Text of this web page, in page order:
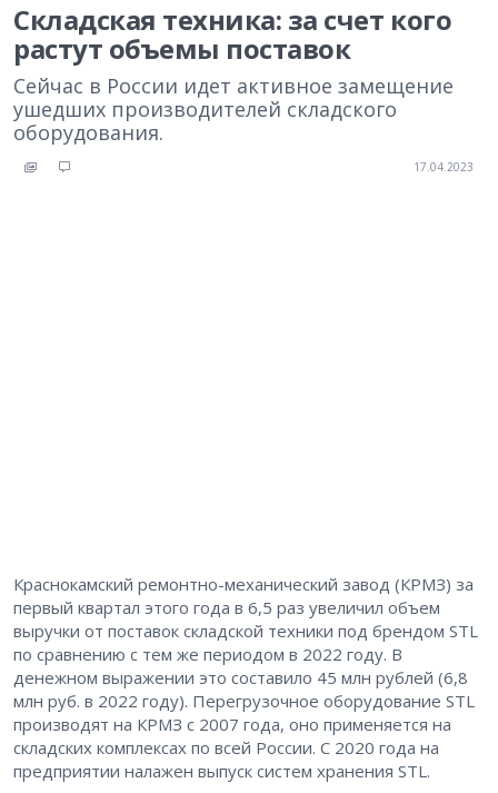
Складская техника: за счет кого
растут объемы поставок
Сейчас в России идет активное замещение
ушедших производителей складского
оборудования.
17.04.2023
Краснокамский ремонтно-механический завод (КРМЗ) за
первый квартал этого года в 6,5 раз увеличил объем
выручки от поставок складской техники под брендом STL
по сравнению с тем же периодом в 2022 году. В
денежном выражении это составило 45 млн рублей (6,8
млн руб. в 2022 году). Перегрузочное оборудование STL
производят на КРМЗ c 2007 года, оно применяется на
складских комплексах по всей России. С 2020 года на
предприятии налажен выпуск систем хранения STL.